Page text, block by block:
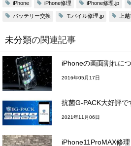
iPhone iPhone修理 iPhone修理.jp
バッテリー交換 モバイル修理.jp 上
未分類の関連記事
iPhoneの画面割れに
2016年05月17日
抗菌G-PACK大好評で
2021年11月06日
iPhone11ProMAX修理